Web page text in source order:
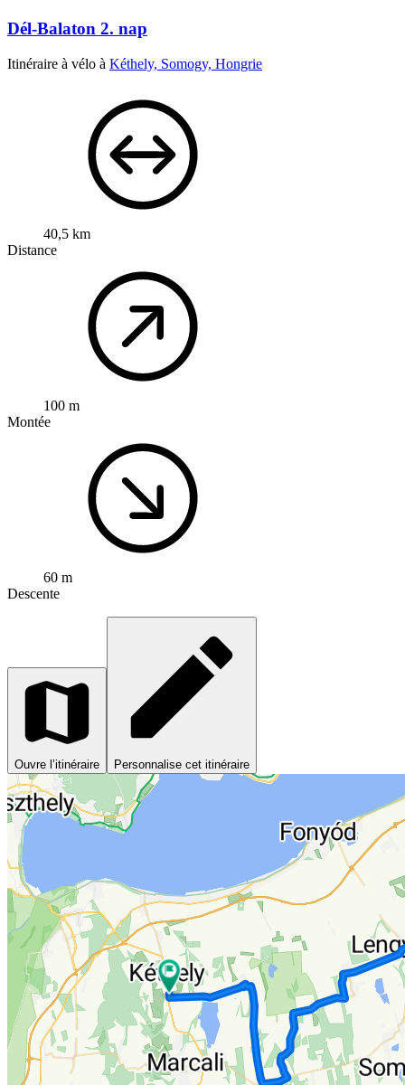
Dél-Balaton 2. nap
Itinéraire à vélo à Kéthely, Somogy, Hongrie
40,5 km
Distance
100 m
Montée
60 m
Descente
Ouvre l’itinéraire Personnalise cet itinéraire